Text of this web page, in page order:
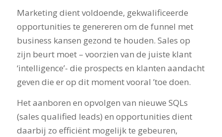
Marketing dient voldoende, gekwalificeerde
opportunities te genereren om de funnel met
business kansen gezond te houden. Sales op
zijn beurt moet – voorzien van de juiste klant
‘intelligence’- die prospects en klanten aandacht
geven die er op dit moment vooral ’toe doen.
Het aanboren en opvolgen van nieuwe SQLs
(sales qualified leads) en opportunities dient
daarbij zo efficiënt mogelijk te gebeuren,